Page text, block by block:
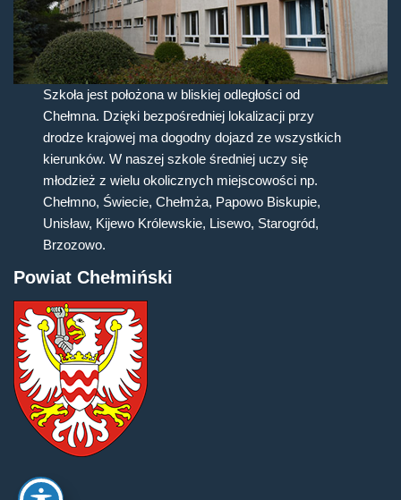
Szkoła jest położona w bliskiej odległości od
Chełmna. Dzięki bezpośredniej lokalizacji przy
drodze krajowej ma dogodny dojazd ze wszystkich
kierunków. W naszej szkole średniej uczy się
młodzież z wielu okolicznych miejscowości np.
Chełmno, Świecie, Chełmża, Papowo Biskupie,
Unisław, Kijewo Królewskie, Lisewo, Starogród,
Brzozowo.
Powiat Chełmiński